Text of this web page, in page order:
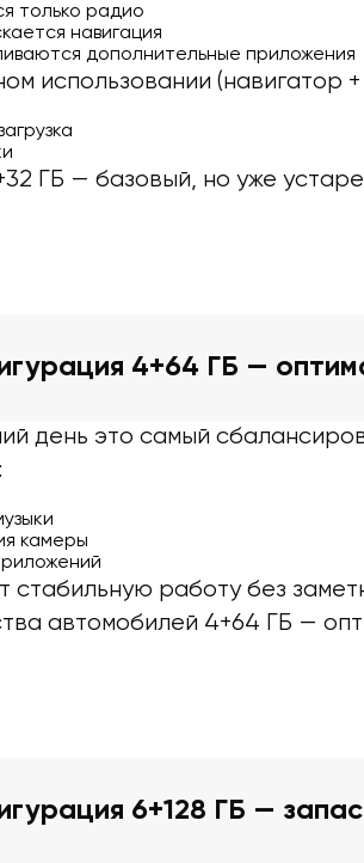
только радио
навигация
дополнительные приложения
использовании (навигатор
ГБ — базовый, но уже
4+64 ГБ —
день это самый
камеры
стабильную работу без
автомобилей 4+64 ГБ —
6+128 ГБ —